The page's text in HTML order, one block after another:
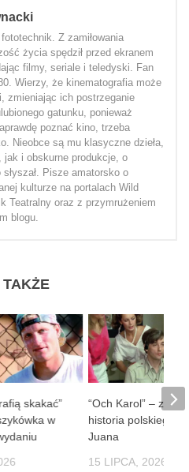
Z zamiłowania
życia spędził przed ekranem
filmy, seriale i teledyski. Fan
Wierzy, że kinematografia może
zmieniając ich postrzeganie
gatunku, ponieważ
poznać kino, trzeba
Nieobce są mu klasyczne dzieła,
jak i obskurne produkcje, o
słyszał. Pisze amatorsko o
kulturze na portalach Wild
Teatralny oraz z przymrużeniem
blogu.
skakać”
w
“Och Karol” –
historia polskiego
Juana
15 LIPCA, 2026